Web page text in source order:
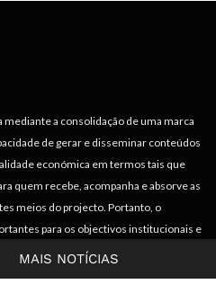
MAIS NOTÍCIAS
mediante a consolidação de uma marca
de gerar e disseminar conteúdos
económica em termos tais que
quem recebe, acompanha e absorve as
meios do projecto. Portanto, o
para os objectivos institucionais e